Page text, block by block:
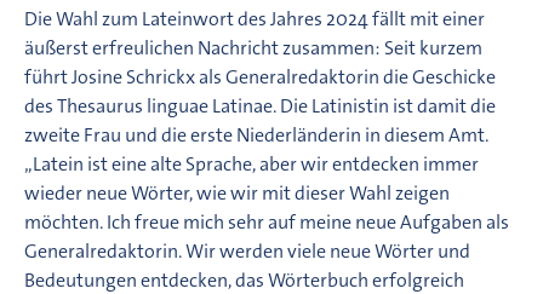
Die Wahl zum Lateinwort des Jahres 2024 fällt mit einer
äußerst erfreulichen Nachricht zusammen: Seit kurzem
führt Josine Schrickx als Generalredaktorin die Geschicke
des Thesaurus linguae Latinae. Die Latinistin ist damit die
zweite Frau und die erste Niederländerin in diesem Amt.
„Latein ist eine alte Sprache, aber wir entdecken immer
wieder neue Wörter, wie wir mit dieser Wahl zeigen
möchten. Ich freue mich sehr auf meine neue Aufgaben als
Generalredaktorin. Wir werden viele neue Wörter und
Bedeutungen entdecken, das Wörterbuch erfolgreich